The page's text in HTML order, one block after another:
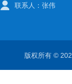
联系人：张伟
版权所有 ©